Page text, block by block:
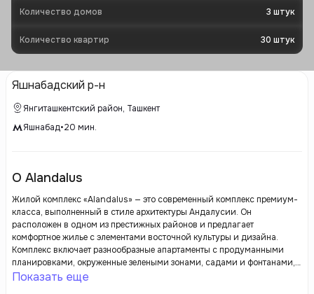
Количество домов 3 штук
Количество квартир 30 штук
Яшнабадский р-н
Янгиташкентский район, Ташкент
Яшнабад•20 мин.
О Alandalus
Жилой комплекс «Alandalus» — это современный комплекс премиум-
класса, выполненный в стиле архитектуры Андалусии. Он
расположен в одном из престижных районов и предлагает
комфортное жилье с элементами восточной культуры и дизайна.
Комплекс включает разнообразные апартаменты с продуманными
планировками, окруженные зелеными зонами, садами и фонтанами,
создающими атмосферу спокойствия и уединения. В «Alandalus»
Показать еще